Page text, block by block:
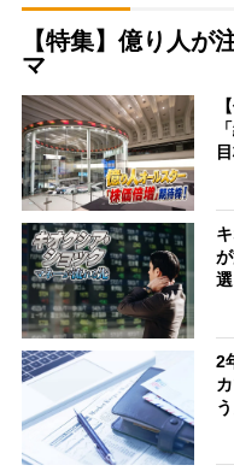
【特集】億り人が
マ
選
2